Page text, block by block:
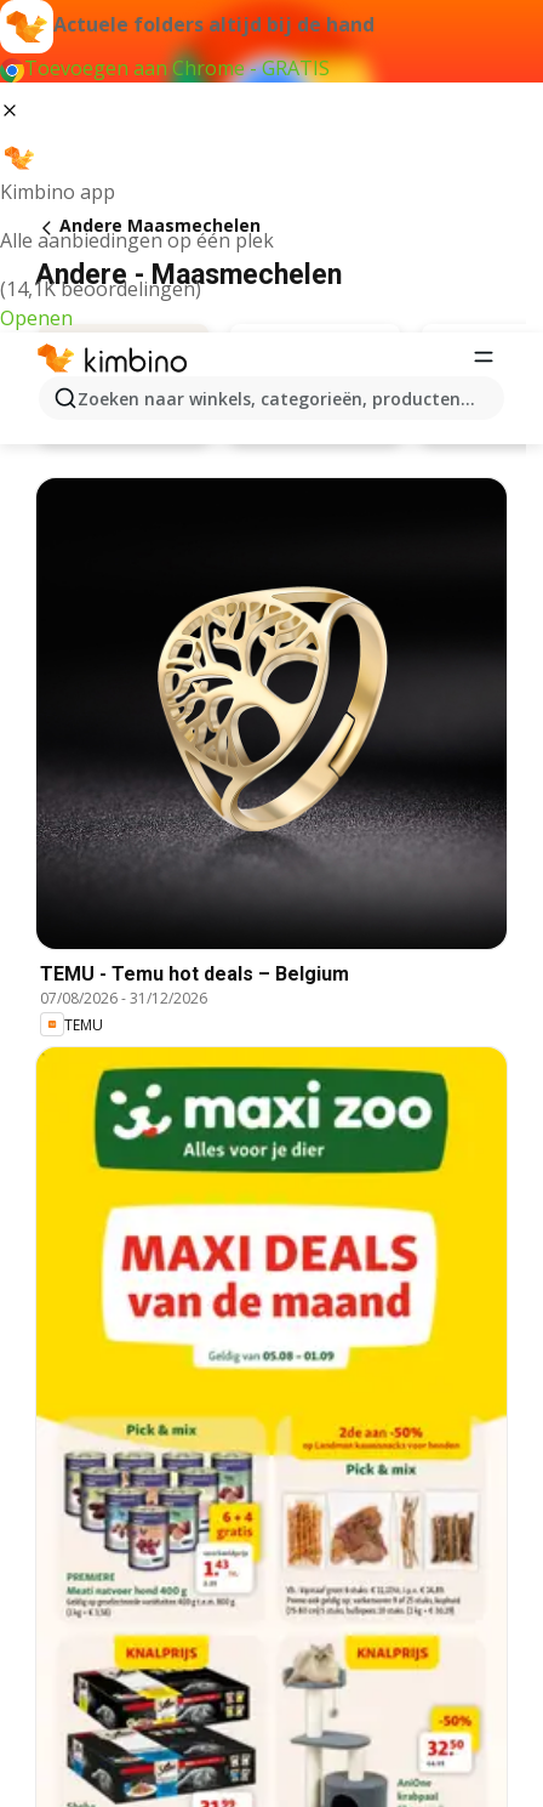
Actuele folders altijd bij de hand
Toevoegen aan Chrome - GRATIS
Kimbino app
Alle aanbiedingen op één plek
(14,1K beoordelingen)
Openen
Zoeken naar winkels, categorieën, producten...
Andere Maasmechelen
Andere - Maasmechelen
Hema
TEMU - Temu hot deals – Belgium
07/08/2026-31/12/2026
TEMU